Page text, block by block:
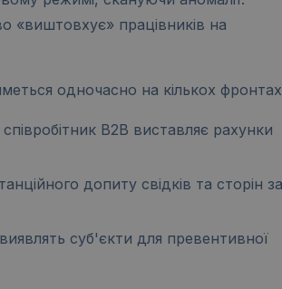
«виштовхує» працівників на
одночасно на кількох
B2B виставляє рахунки
допиту свідків та сторін за
суб'єкти для превентивної